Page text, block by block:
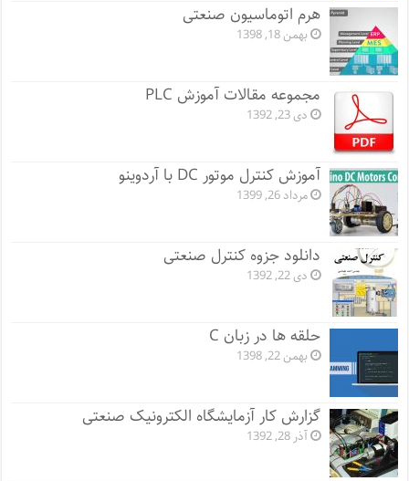
هرم اتوماسیون صنعتی
بهمن 18, 1398
مجموعه مقالات آموزش PLC
دی 23, 1392
آموزش کنترل موتور DC با آردوینو
مرداد 26, 1399
دانلود جزوه کنترل صنعتی
دی 22, 1392
حلقه ها در زبان C
بهمن 22, 1398
گزارش کار آزمایشگاه الکترونیک صنعتی
آذر 28, 1392